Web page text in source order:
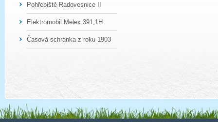
Pohřebiště Radovesnice II
Elektromobil Melex 391,1H
Časová schránka z roku 1903